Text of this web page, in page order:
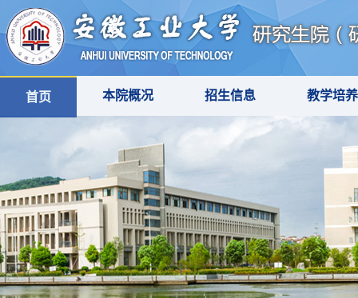
首页 本院概况 招生信息 教学培养